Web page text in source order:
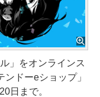
」をオンラインス
ドーeショップ」
日まで。